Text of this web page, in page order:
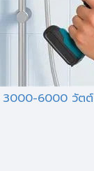
3000-6000 วัตต์